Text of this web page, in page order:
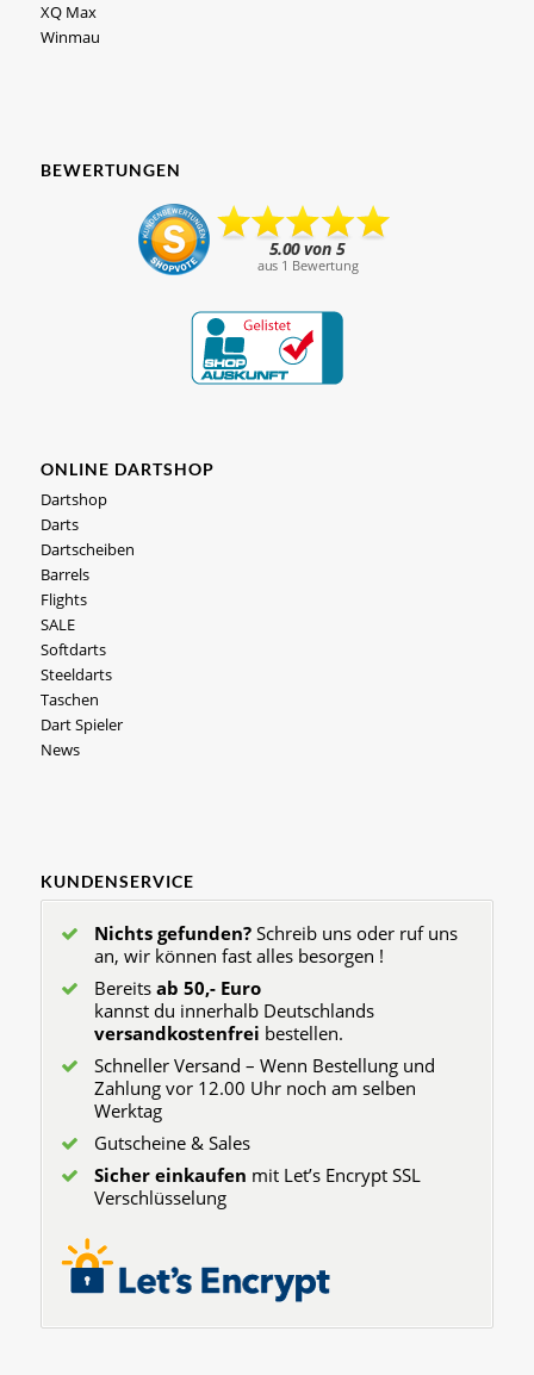
XQ Max
Winmau
BEWERTUNGEN
ONLINE DARTSHOP
Dartshop
Darts
Dartscheiben
Barrels
Flights
SALE
Softdarts
Steeldarts
Taschen
Dart Spieler
News
KUNDENSERVICE
Nichts gefunden?Schreib uns oder ruf uns
an, wir können fast alles besorgen !
Bereits ab 50,- Euro
kannst du innerhalb Deutschlands
versandkostenfrei bestellen.
Schneller Versand – Wenn Bestellung und
Zahlung vor 12.00 Uhr noch am selben
Werktag
Gutscheine & Sales
Sicher einkaufen mit Let’s Encrypt SSL
Verschlüsselung